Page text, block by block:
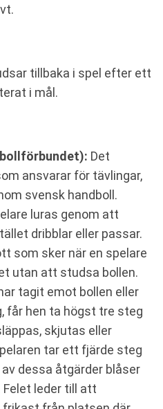
tillbaka i spel efter ett
i mål.
Det
ansvarar för tävlingar,
svensk handboll.
luras genom att
dribblar eller passar.
som sker när en spelare
utan att studsa bollen.
tagit emot bollen eller
får hen ta högst tre steg
skjutas eller
tar ett fjärde steg
dessa åtgärder blåser
leder till att